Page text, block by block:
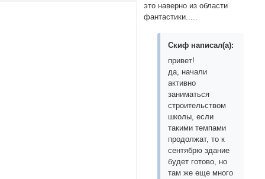
это наверно из области
фантастики.....
Скиф написал(а):
привет!
да, начали
активно
заниматься
строительством
школы, если
такими темпами
продолжат, то к
сентябрю здание
будет готово, но
там же еще много